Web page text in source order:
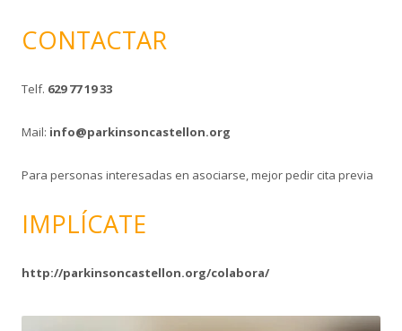
CONTACTAR
Telf. 629 77 19 33
Mail: info@parkinsoncastellon.org
Para personas interesadas en asociarse, mejor pedir cita previa
IMPLÍCATE
http://parkinsoncastellon.org/colabora/